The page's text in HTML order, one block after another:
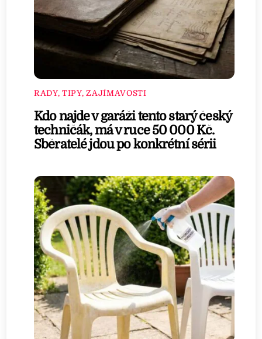
RADY, TIPY, ZAJÍMAVOSTI
Kdo najde v garáži tento starý český
techničák, má v ruce 50 000 Kč.
Sběratelé jdou po konkrétní sérii